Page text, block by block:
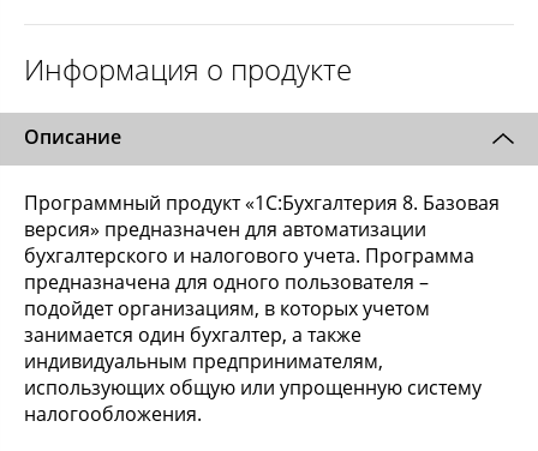
Информация о продукте
Описание
Программный продукт «1С:Бухгалтерия 8. Базовая
версия» предназначен для автоматизации
бухгалтерского и налогового учета. Программа
предназначена для одного пользователя –
подойдет организациям, в которых учетом
занимается один бухгалтер, а также
индивидуальным предпринимателям,
использующих общую или упрощенную систему
налогообложения.